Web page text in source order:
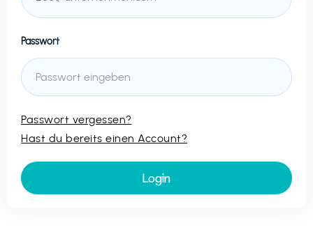
Passwort
Passwort vergessen?
Hast du bereits einen Account?